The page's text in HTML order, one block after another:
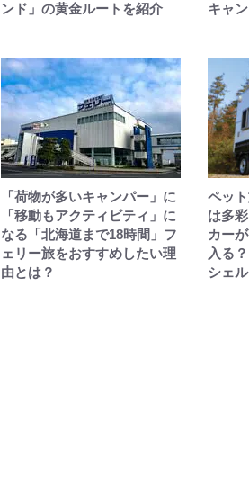
ンド」の黄金ルートを紹介
キャ
「荷物が多いキャンパー」に
「移動もアクティビティ」に
なる「北海道まで18時間」フ
ェリー旅をおすすめしたい理
由とは？
ペッ
は多
カー
入る
シェ